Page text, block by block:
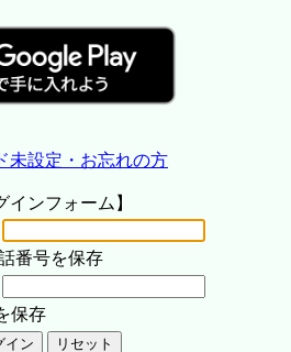
未設定・お忘れの方
インフォーム】
番号を保存
保存